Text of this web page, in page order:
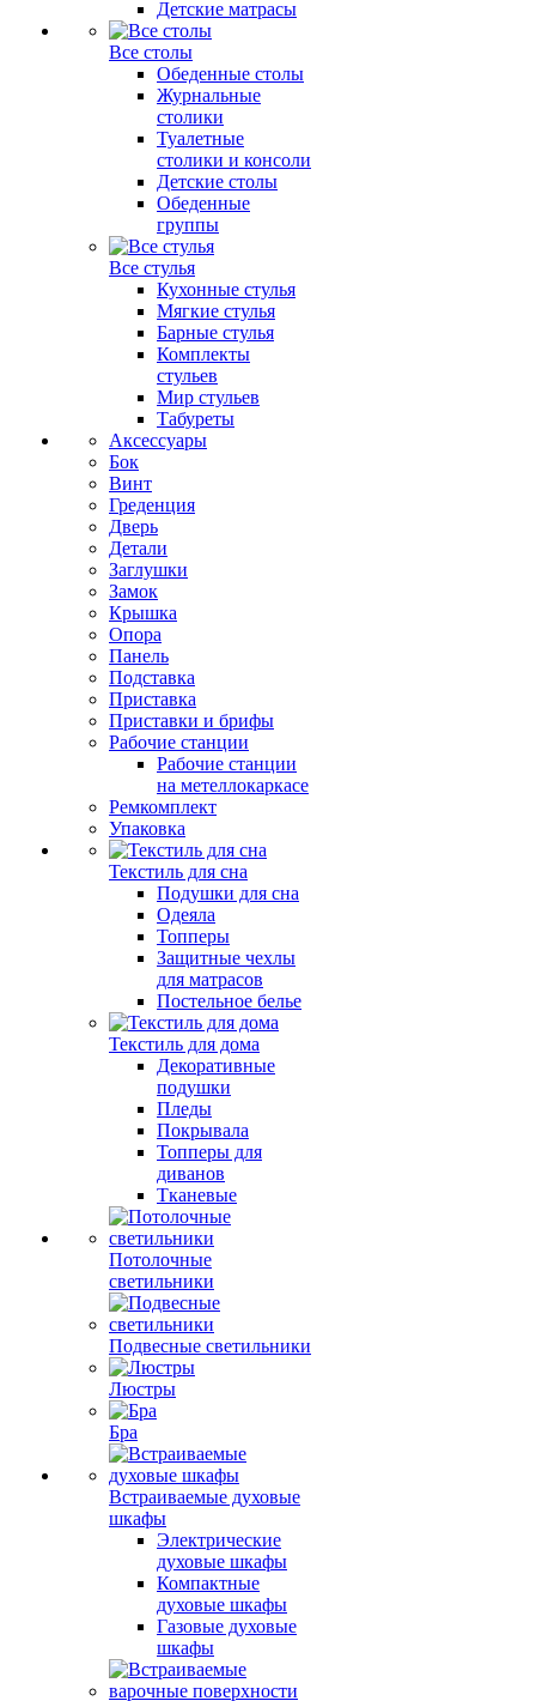
Детские матрасы
Все столы
Обеденные столы
Журнальные
столики
Туалетные
столики и консоли
Детские столы
Обеденные
группы
Все стулья
Кухонные стулья
Мягкие стулья
Барные стулья
Комплекты
стульев
Мир стульев
Табуреты
Аксессуары
Бок
Винт
Греденция
Дверь
Детали
Заглушки
Замок
Крышка
Опора
Панель
Подставка
Приставка
Приставки и брифы
Рабочие станции
Рабочие станции
на метеллокаркасе
Ремкомплект
Упаковка
Текстиль для сна
Подушки для сна
Одеяла
Топперы
Защитные чехлы
для матрасов
Постельное белье
Текстиль для дома
Декоративные
подушки
Пледы
Покрывала
Топперы для
диванов
Тканевые
Потолочные
светильники
Подвесные светильники
Люстры
Бра
Встраиваемые духовые
шкафы
Электрические
духовые шкафы
Компактные
духовые шкафы
Газовые духовые
шкафы